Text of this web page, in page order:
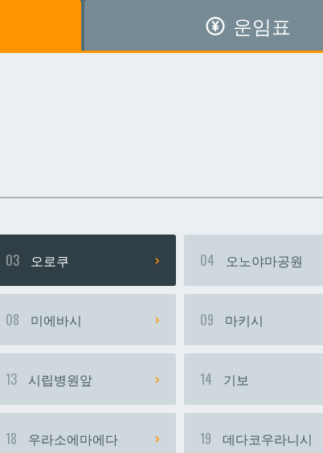
기보 슈리
기보 슈리
운임표
03 오로쿠 04 오노야마공원
08 미에바시 09 마키시
13 시립병원앞 14 기보
18 우라소에마에다 19 데다코우라니시